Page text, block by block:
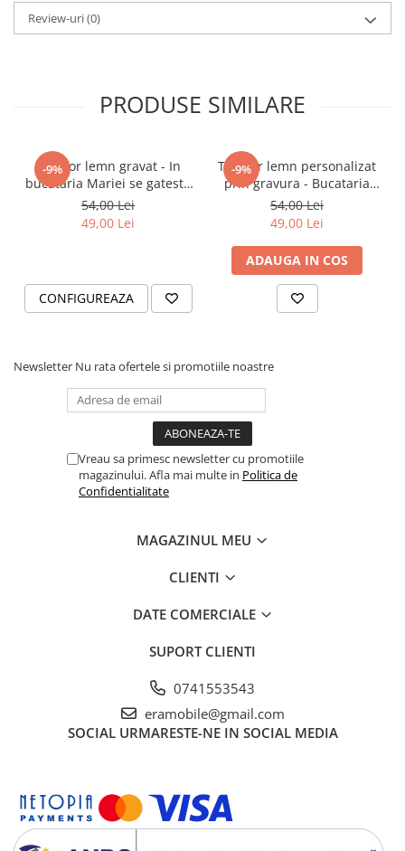
Review-uri(0)
PRODUSE SIMILARE
-9%
Tocator lemn gravat - In
bucataria Mariei se gateste
cu dragoste
54,00 Lei
49,00 Lei
CONFIGUREAZA
-9%
Tocator lemn personalizat
prin gravura - Bucataria
mea, regulile mele
54,00 Lei
49,00 Lei
ADAUGA IN COS
Newsletter Nu rata ofertele si promotiile noastre
Vreau sa primesc newsletter cu promotiile
magazinului. Afla mai multe in Politica de
Confidentialitate
MAGAZINUL MEU
CLIENTI
DATE COMERCIALE
SUPORT CLIENTI
0741553543
eramobile@gmail.com
SOCIAL URMARESTE-NE IN SOCIAL MEDIA